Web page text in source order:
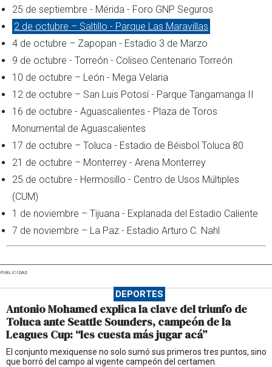
25 de septiembre - Mérida - Foro GNP Seguros
2 de octubre – Saltillo - Parque Las Maravillas
4 de octubre – Zapopan - Estadio 3 de Marzo
9 de octubre - Torreón - Coliseo Centenario Torreón
10 de octubre – León - Mega Velaria
12 de octubre – San Luis Potosí - Parque Tangamanga II
16 de octubre - Aguascalientes - Plaza de Toros
Monumental de Aguascalientes
17 de octubre – Toluca - Estadio de Béisbol Toluca 80
21 de octubre – Monterrey - Arena Monterrey
25 de octubre - Hermosillo - Centro de Usos Múltiples
(CUM)
1 de noviembre – Tijuana - Explanada del Estadio Caliente
7 de noviembre – La Paz - Estadio Arturo C. Nahl
PUBLICIDAD
DEPORTES
Antonio Mohamed explica la clave del triunfo de
Toluca ante Seattle Sounders, campeón de la
Leagues Cup: “les cuesta más jugar acá”
El conjunto mexiquense no solo sumó sus primeros tres puntos, sino
que borró del campo al vigente campeón del certamen.